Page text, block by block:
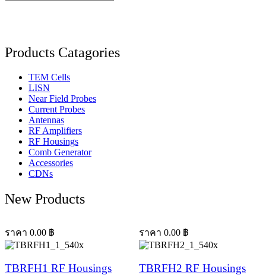
Products Catagories
TEM Cells
LISN
Near Field Probes
Current Probes
Antennas
RF Amplifiers
RF Housings
Comb Generator
Accessories
CDNs
New Products
ราคา 0.00 ฿
TBRFH1 RF Housings
ราคา 0.00 ฿
TBRFH2 RF Housings